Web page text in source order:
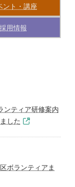
ント・講座
採用情報
ティア研修案内
した
ボランティアま